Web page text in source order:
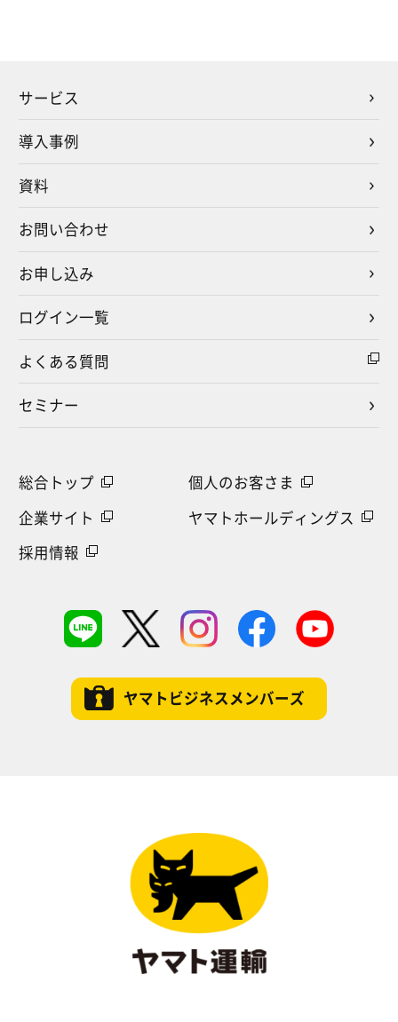
サービス
導入事例
資料
お問い合わせ
お申し込み
ログイン一覧
よくある質問
セミナー
総合トップ
企業サイト
採用情報
個人のお客さま
ヤマトホールディングス
ヤマトビジネスメンバーズ